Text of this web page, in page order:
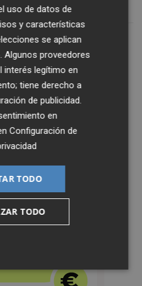
uso de datos de
y características
se aplican
Algunos proveedores
interés legítimo en
tiene derecho a
de publicidad
en
Configuración de
TODO
TODO